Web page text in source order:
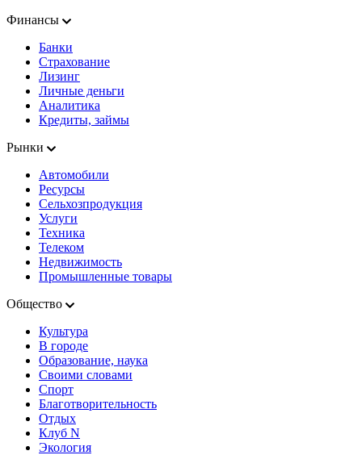
Финансы
Банки
Страхование
Лизинг
Личные деньги
Аналитика
Кредиты, займы
Рынки
Автомобили
Ресурсы
Сельхозпродукция
Услуги
Техника
Телеком
Недвижимость
Промышленные товары
Общество
Культура
В городе
Образование, наука
Своими словами
Спорт
Благотворительность
Отдых
Клуб N
Экология